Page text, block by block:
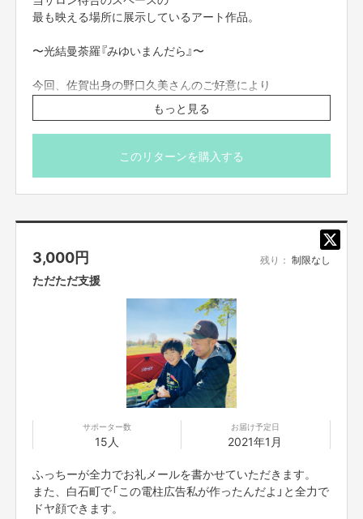
なので、「カラダリセット屋さん」という
この広告を見つけてもらい
サロンに足を運んでもらえる。
そして、商店街をきっかけに、大好きな地元・佐賀県白石町にも
たくさんの方がお越しいただいて活気づいてくれれば、
それ以上に嬉しいことはありません。
2個セット
————————————————————
https://sagagibier.thebase.in/
最も映える場所に展示しているアート作品。
〜光結曼荼羅『みゆいまんだら』〜
今回、佐賀出身の野口久美さんのご好意により
リターンとして作品を提供いただきます。
このアート作品には
久美さんの想いが詰まっており
久美さんの作品は
毎日明るく希望の光で
照らしてくれています。
今回は『ハガキサイズ』の
光結曼荼羅アートを
きっと素敵な空間を
彩ってくれますよ！
————————————————————
※送料込み
先着5名限定！！
もっと見る
このリターンを購入する
3,000円 残り： 制限なし
ただただ支援
サポーター数
15人
お届け予定日
2021年1月
ふっちーが全力でお礼メールを書かせていただきます。
また、白石町で「この電柱広告私が作ったんだよ」と全力で
ドヤ顔できます。